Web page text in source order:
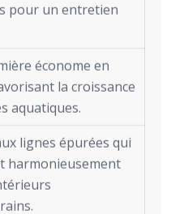
pour un entretien
économe en
la croissance
aquatiques.
lignes épurées qui
harmonieusement